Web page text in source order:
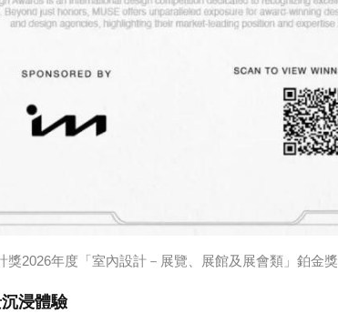
獎2026年度「室內設計－展覽、展館及展會類」鉑金獎
浸體驗